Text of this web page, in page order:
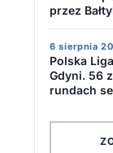
przez
6 sierpnia
Polska
Gdyni. 56
rundach